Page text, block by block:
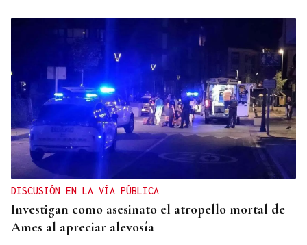
DISCUSIÓN EN LA VÍA PÚBLICA
Investigan como asesinato el atropello mortal de
Ames al apreciar alevosía